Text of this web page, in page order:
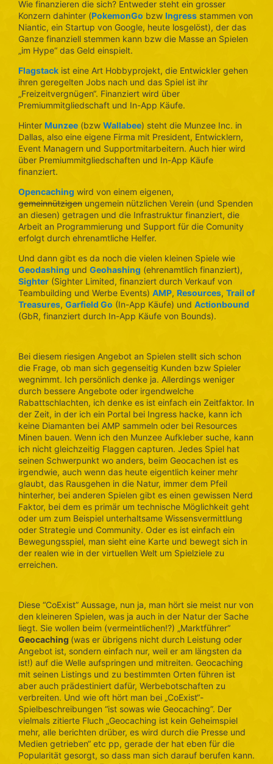
Wie finanzieren die sich? Entweder steht ein grosser
Konzern dahinter (PokemonGo bzw Ingress stammen von
Niantic, ein Startup von Google, heute losgelöst), der das
Ganze finanziell stemmen kann bzw die Masse an Spielen
„im Hype“ das Geld einspielt.
Flagstack ist eine Art Hobbyprojekt, die Entwickler gehen
ihren geregelten Jobs nach und das Spiel ist ihr
„Freizeitvergnügen“. Finanziert wird über
Premiummitgliedschaft und In-App Käufe.
Hinter Munzee (bzw Wallabee) steht die Munzee Inc. in
Dallas, also eine eigene Firma mit President, Entwicklern,
Event Managern und Supportmitarbeitern. Auch hier wird
über Premiummitgliedschaften und In-App Käufe
finanziert.
Opencaching wird von einem eigenen,
gemeinnützigen ungemein nützlichen Verein (und Spenden
an diesen) getragen und die Infrastruktur finanziert, die
Arbeit an Programmierung und Support für die Comunity
erfolgt durch ehrenamtliche Helfer.
Und dann gibt es da noch die vielen kleinen Spiele wie
Geodashing und Geohashing (ehrenamtlich finanziert),
Sighter (Sighter Limited, finanziert durch Verkauf von
Teambuilding und Werbe Events) AMP, Resources, Trail of
Treasures, Garfield Go (In-App Käufe) und Actionbound
(GbR, finanziert durch In-App Käufe von Bounds).
Bei diesem riesigen Angebot an Spielen stellt sich schon
die Frage, ob man sich gegenseitig Kunden bzw Spieler
wegnimmt. Ich persönlich denke ja. Allerdings weniger
durch bessere Angebote oder irgendwelche
Rabattschlachten, ich denke es ist einfach ein Zeitfaktor. In
der Zeit, in der ich ein Portal bei Ingress hacke, kann ich
keine Diamanten bei AMP sammeln oder bei Resources
Minen bauen. Wenn ich den Munzee Aufkleber suche, kann
ich nicht gleichzeitig Flaggen capturen. Jedes Spiel hat
seinen Schwerpunkt wo anders, beim Geocachen ist es
irgendwie, auch wenn das heute eigentlich keiner mehr
glaubt, das Rausgehen in die Natur, immer dem Pfeil
hinterher, bei anderen Spielen gibt es einen gewissen Nerd
Faktor, bei dem es primär um technische Möglichkeit geht
oder um zum Beispiel unterhaltsame Wissensvermittlung
oder Strategie und Community. Oder es ist einfach ein
Bewegungsspiel, man sieht eine Karte und bewegt sich in
der realen wie in der virtuellen Welt um Spielziele zu
erreichen.
Diese “CoExist” Aussage, nun ja, man hört sie meist nur von
den kleineren Spielen, was ja auch in der Natur der Sache
liegt. Sie wollen beim (vermeintlichen!?) „Marktführer“
Geocaching (was er übrigens nicht durch Leistung oder
Angebot ist, sondern einfach nur, weil er am längsten da
ist!) auf die Welle aufspringen und mitreiten. Geocaching
mit seinen Listings und zu bestimmten Orten führen ist
aber auch prädestiniert dafür, Werbebotschaften zu
verbreiten. Und wie oft hört man bei „CoExist“-
Spielbeschreibungen “ist sowas wie Geocaching”. Der
vielmals zitierte Fluch „Geocaching ist kein Geheimspiel
mehr, alle berichten drüber, es wird durch die Presse und
Medien getrieben“ etc pp, gerade der hat eben für die
Popularität gesorgt, so dass man sich darauf berufen kann.